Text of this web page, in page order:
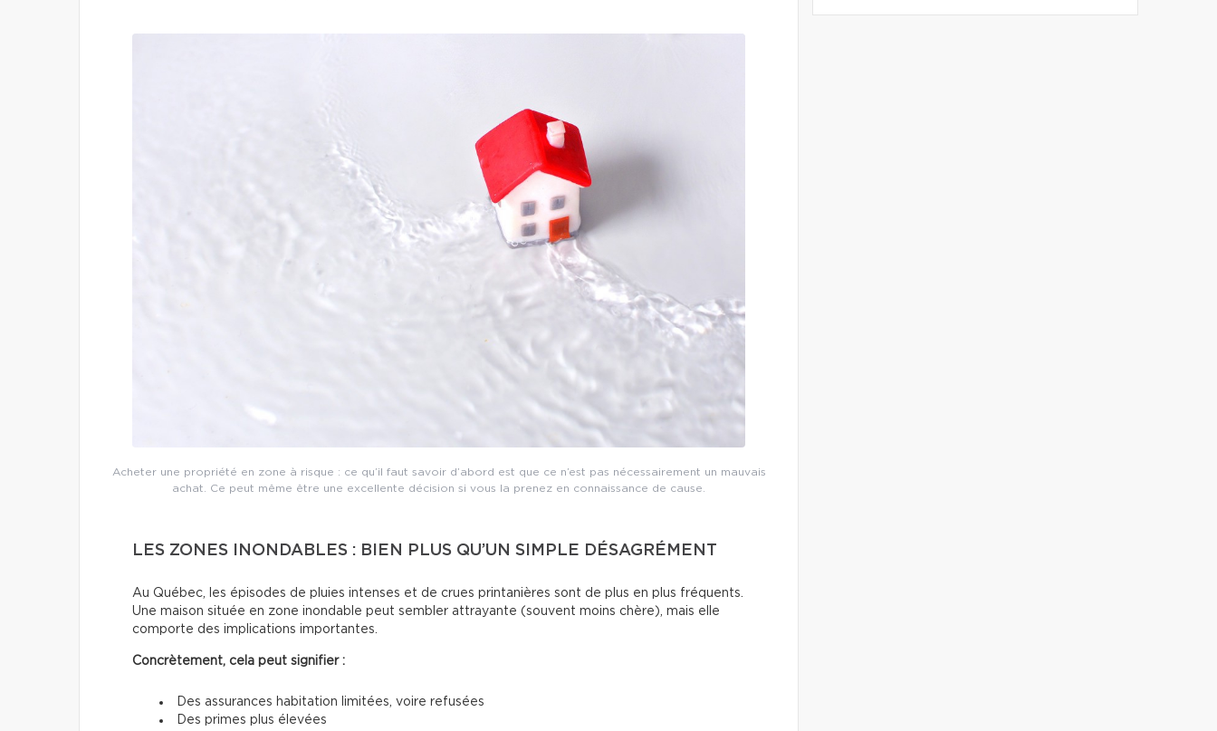
Acheter une propriété en zone à risque : ce qu’il faut savoir d’abord est que ce n’est pas nécessairement un mauvais
achat. Ce peut même être une excellente décision si vous la prenez en connaissance de cause.
LES ZONES INONDABLES : BIEN PLUS QU’UN SIMPLE DÉSAGRÉMENT
Au Québec, les épisodes de pluies intenses et de crues printanières sont de plus en plus fréquents.
Une maison située en zone inondable peut sembler attrayante (souvent moins chère), mais elle
comporte des implications importantes.
Concrètement, cela peut signifier :
Des assurances habitation limitées, voire refusées
Des primes plus élevées